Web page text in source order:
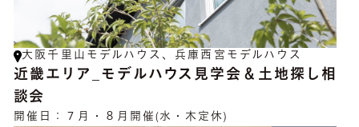
大阪千里山モデルハウス、兵庫西宮モデルハウス
近畿エリア_モデルハウス見学会＆土地探し相
談会
開催日： ７月・８月開催(水・木定休)